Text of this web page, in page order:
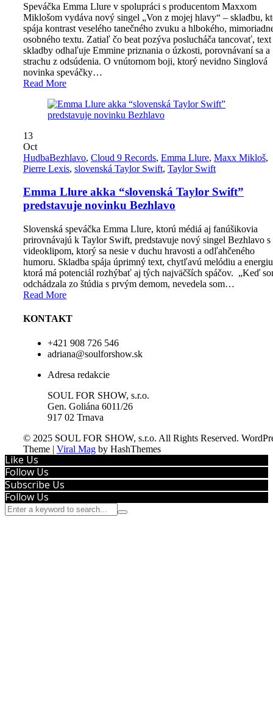
Speváčka Emma Llure v spolupráci s producentom Maxxom
Miklošom vydáva nový singel „Von z mojej hlavy“ – skladbu,
spája kontrast veselého tanečného zvuku a hlbokého,
osobného textu. Zatiaľ čo beat pozýva poslucháča tancovať, text
skladby odhaľuje Emmine priznania o úzkosti, porovnávaní sa a
strachu z odsúdenia. O vnútornom boji, ktorý nevidno Singlová
novinka speváčky…
Read More
13
Oct
HudbaBezhlavo, Cloud 9 Records, Emma Llure, Maxx Mikloš,
Pierre Lexis, slovenská Taylor Swift, Taylor Swift
Emma Llure akka “slovenská Taylor Swift”
predstavuje novinku Bezhlavo
Slovenská speváčka Emma Llure, ktorú médiá aj fanúšikovia
prirovnávajú k Taylor Swift, predstavuje nový singel Bezhlavo s
videoklipom, ktorý sa nesie v duchu hravosti a odľahčeného
humoru. Skladba spája úprimný text, chytľavú melódiu a
ktorá má potenciál rozhýbať aj tých najväčších spáčov. „Keď
odchádzala zo štúdia s prvým demom, nevedela som…
Read More
KONTAKT
+421 908 726 546
adriana@soulforshow.sk
Adresa redakcie
SOUL FOR SHOW, s.r.o.
Gen. Goliána 6011/26
917 02 Trnava
© 2025 SOUL FOR SHOW, s.r.o. All Rights Reserved.
Theme | Viral Mag by HashThemes
Like Us
Follow Us
Subscribe Us
Follow Us